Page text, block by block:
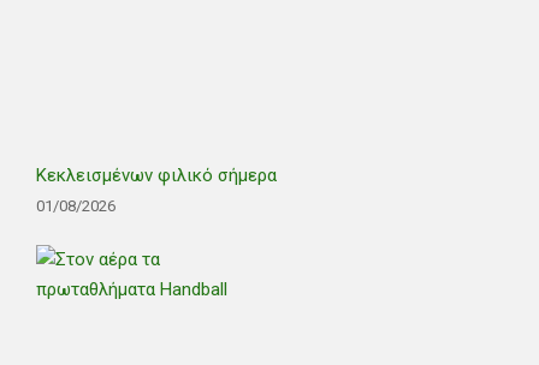
Κεκλεισμένων φιλικό σήμερα
01/08/2026